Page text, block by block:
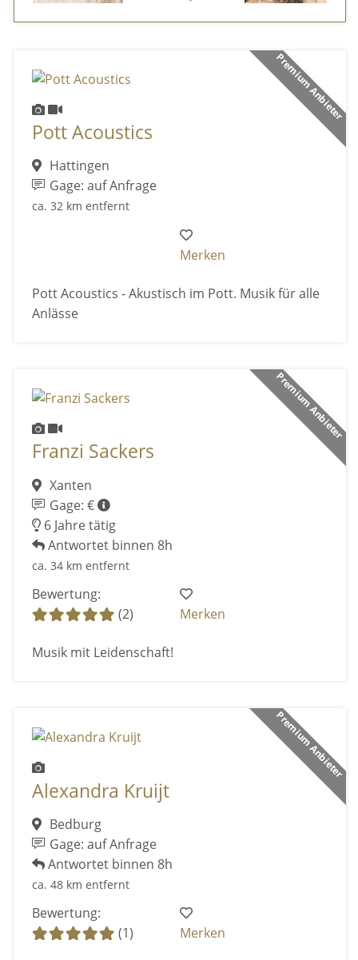
Premium Anbieter
Pott Acoustics
Hattingen
Gage: auf Anfrage
ca. 32 km entfernt
Merken
Pott Acoustics - Akustisch im Pott. Musik für alle
Anlässe
Premium Anbieter
Franzi Sackers
Xanten
Gage: €
6 Jahre tätig
Antwortet binnen 8h
ca. 34 km entfernt
Bewertung:
(2)
Merken
Musik mit Leidenschaft!
Premium Anbieter
Alexandra Kruijt
Bedburg
Gage: auf Anfrage
Antwortet binnen 8h
ca. 48 km entfernt
Bewertung:
(1)
Merken